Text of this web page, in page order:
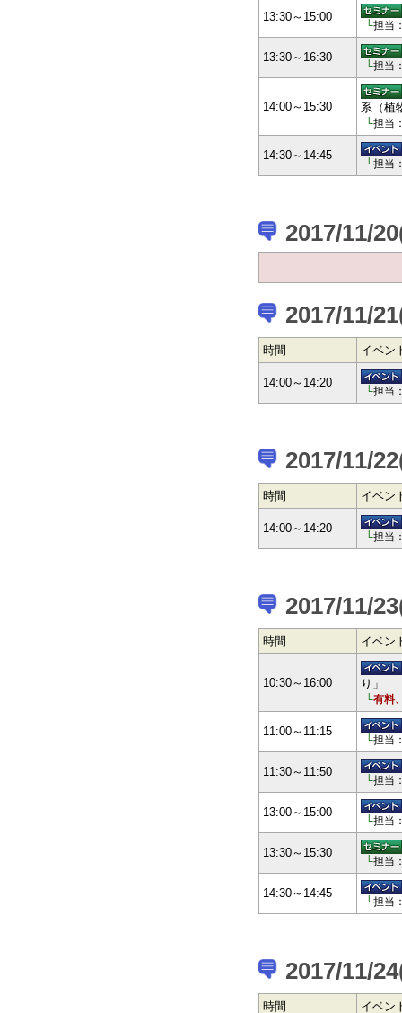
13:30～15:00
└担当
13:30～16:30
└担当
14:00～15:30 系（植
└担当
14:30～14:45
└担当
2017/11/
2017/11/
時間 イベン
14:00～14:20
└担当
2017/11/
時間 イベン
14:00～14:20
└担当
2017/11/
時間 イベン
10:30～16:00 り」
└有料
11:00～11:15
└担当
11:30～11:50
└担当
13:00～15:00
└担当
13:30～15:30
└担当
14:30～14:45
└担当
2017/11/
時間 イベン